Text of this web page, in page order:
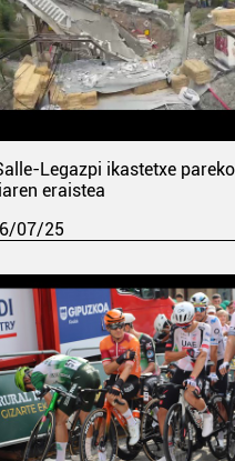
Legazpi ikastetxe pareko
eraistea
07/25